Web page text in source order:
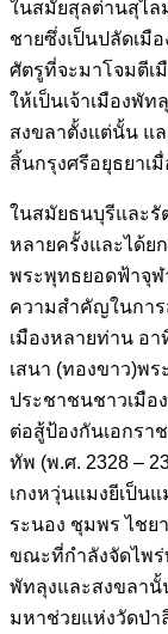
ในสมัยสุลต่านสุไล
ชายซึ่งเป็นปลัดเมื
ศัตรูที่จะมาโจมตีเ
ให้เป็นเจ้าเมืองพัท
สงขลาตั้งแต่นั้น แ
สิ้นกรุงศรีอยุธยาเ
ในสมัยธนบุรีและรั
หลายครั้งและได้ย
พระพุทธยอดฟ้าจุฬ
ความสำคัญในกา
เมืองหลายท่าน อ
เสนา (ทองขาว)พ
ประชาชนชาวเมือ
ต่อสู้ป้องกันเอกรา
ทัพ (พ.ศ. 2328 –
เกงหวุ่นแมงยีเป็น
ระนอง ชุมพร ไชย
ขณะที่กำลังจัดไพร่
พัทลุงและสงขลานั้
มหาช่วยแห่งวัดป่า